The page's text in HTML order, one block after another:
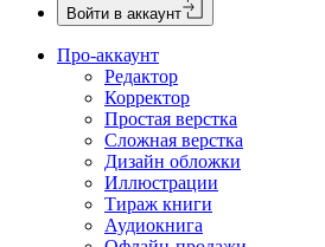
Войти в аккаунт
Про-аккаунт
Редактор
Корректор
Простая верстка
Сложная верстка
Дизайн обложки
Иллюстрации
Тираж книги
Аудиокнига